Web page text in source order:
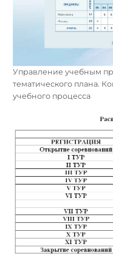
Управление учебным
тематического плана.
учебного процесса